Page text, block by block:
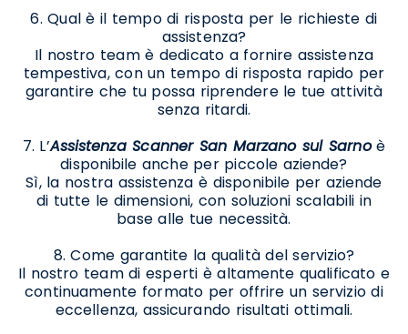
6. Qual è il tempo di risposta per le richieste di
assistenza?
Il nostro team è dedicato a fornire assistenza
tempestiva, con un tempo di risposta rapido per
garantire che tu possa riprendere le tue attività
senza ritardi.
7. L’Assistenza Scanner San Marzano sul Sarnoè
disponibile anche per piccole aziende?
Sì, la nostra assistenza è disponibile per aziende
di tutte le dimensioni, con soluzioni scalabili in
base alle tue necessità.
8. Come garantite la qualità del servizio?
Il nostro team di esperti è altamente qualificato e
continuamente formato per offrire un servizio di
eccellenza, assicurando risultati ottimali.